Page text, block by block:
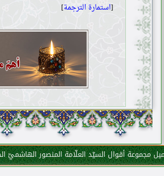
[استمارة الترجمة]
مجموعة أقوال السيّد العلّامة المنصور الهاشميّ